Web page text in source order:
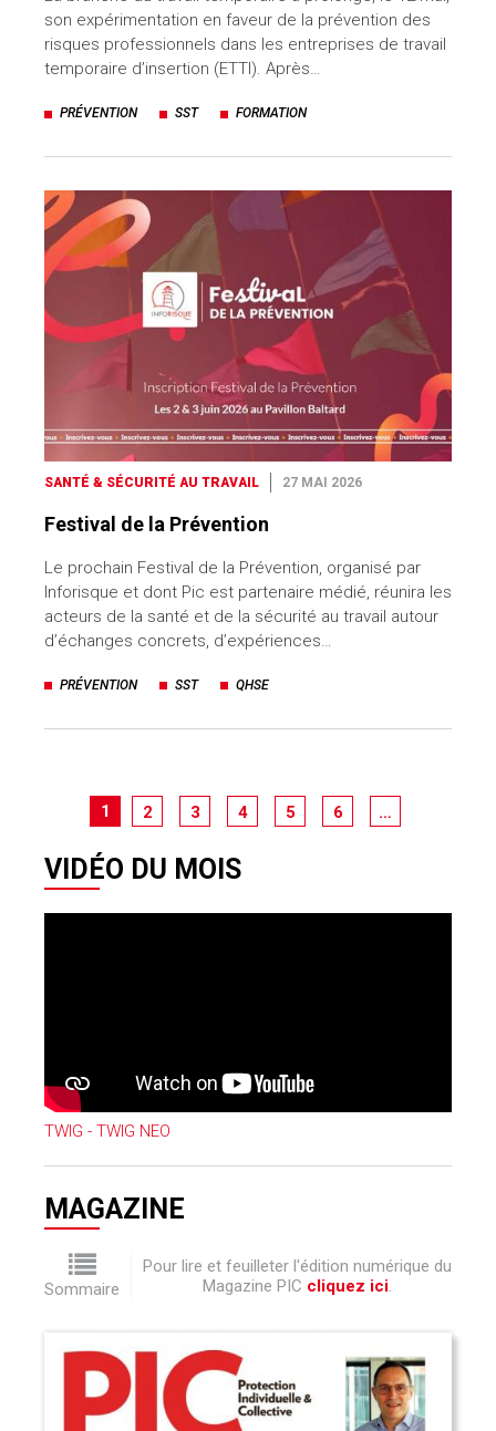
son expérimentation en faveur de la prévention des
risques professionnels dans les entreprises de travail
temporaire d’insertion (ETTI). Après…
PRÉVENTION SST FORMATION
SANTÉ & SÉCURITÉ AU TRAVAIL 27 MAI 2026
Festival de la Prévention
Le prochain Festival de la Prévention, organisé par
Inforisque et dont Pic est partenaire médié, réunira les
acteurs de la santé et de la sécurité au travail autour
d’échanges concrets, d’expériences…
PRÉVENTION SST QHSE
1 2 3 4 5 6 …
VIDÉO DU MOIS
TWIG - TWIG NEO
MAGAZINE
Sommaire
Pour lire et feuilleter l'édition numérique du
Magazine PIC cliquez ici.